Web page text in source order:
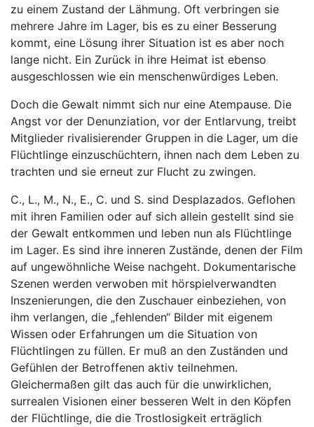
zu einem Zustand der Lähmung. Oft verbringen sie
mehrere Jahre im Lager, bis es zu einer Besserung
kommt, eine Lösung ihrer Situation ist es aber noch
lange nicht. Ein Zurück in ihre Heimat ist ebenso
ausgeschlossen wie ein menschenwürdiges Leben.
Doch die Gewalt nimmt sich nur eine Atempause. Die
Angst vor der Denunziation, vor der Entlarvung, treibt
Mitglieder rivalisierender Gruppen in die Lager, um die
Flüchtlinge einzuschüchtern, ihnen nach dem Leben zu
trachten und sie erneut zur Flucht zu zwingen.
C., L., M., N., E., C. und S. sind Desplazados. Geflohen
mit ihren Familien oder auf sich allein gestellt sind sie
der Gewalt entkommen und leben nun als Flüchtlinge
im Lager. Es sind ihre inneren Zustände, denen der Film
auf ungewöhnliche Weise nachgeht. Dokumentarische
Szenen werden verwoben mit hörspielverwandten
Inszenierungen, die den Zuschauer einbeziehen, von
ihm verlangen, die „fehlenden“ Bilder mit eigenem
Wissen oder Erfahrungen um die Situation von
Flüchtlingen zu füllen. Er muß an den Zuständen und
Gefühlen der Betroffenen aktiv teilnehmen.
Gleichermaßen gilt das auch für die unwirklichen,
surrealen Visionen einer besseren Welt in den Köpfen
der Flüchtlinge, die die Trostlosigkeit erträglich